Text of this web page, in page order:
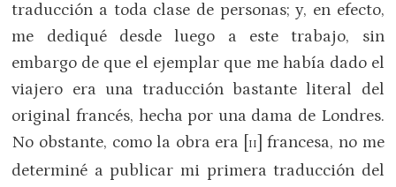
traducción a toda clase de personas; y, en efecto,
me dediqué desde luego a este trabajo, sin
embargo de que el ejemplar que me había dado el
viajero era una traducción bastante literal del
original francés, hecha por una dama de Londres.
No obstante, como la obra era [
II
] francesa, no me
determiné a publicar mi primera traducción del